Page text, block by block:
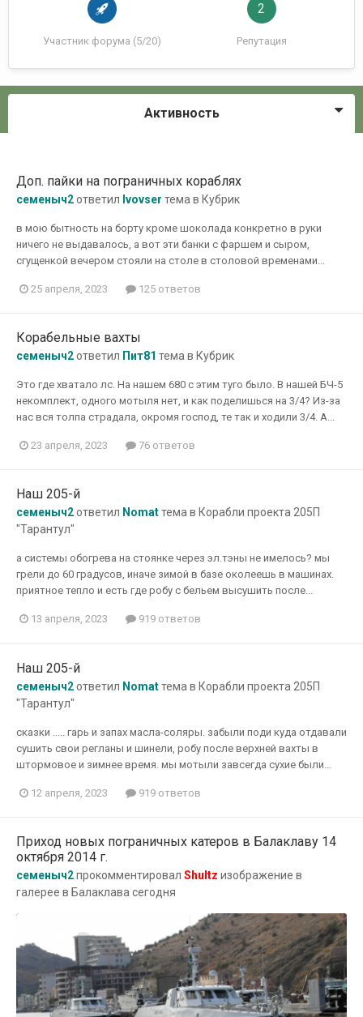
Участник форума (5/20)
2
Репутация
Активность
Доп. пайки на пограничных кораблях
семеныч2ответил lvovser тема в Кубрик
в мою бытность на борту кроме шоколада конкретно в руки
ничего не выдавалось, а вот эти банки с фаршем и сыром,
сгущенкой вечером стояли на столе в столовой временами...
25 апреля, 2023 125 ответов
Корабельные вахты
семеныч2ответил Пит81 тема в Кубрик
Это где хватало лс. На нашем 680 с этим туго было. В нашей БЧ-5
некомплект, одного мотыля нет, и как поделишься на 3/4? Из-за
нас вся толпа страдала, окромя господ, те так и ходили 3/4. А...
23 апреля, 2023 76 ответов
Наш 205-й
семеныч2ответил Nomatтема в Корабли проекта 205П
"Тарантул"
а системы обогрева на стоянке через эл.тэны не имелось? мы
грели до 60 градусов, иначе зимой в базе околеешь в машинах.
приятное тепло и есть где робу с бельем высушить после...
13 апреля, 2023 919 ответов
Наш 205-й
семеныч2ответил Nomatтема в Корабли проекта 205П
"Тарантул"
сказки ..... гарь и запах масла-соляры. забыли поди куда отдавали
сушить свои регланы и шинели, робу после верхней вахты в
штормовое и зимнее время. мы мотыли завсегда сухие были...
12 апреля, 2023 919 ответов
Приход новых пограничных катеров в Балаклаву 14
октября 2014 г.
семеныч2прокомментировал Shultz изображение в
галерее в Балаклава сегодня